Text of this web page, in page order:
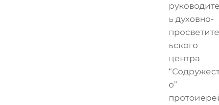
ь духовно-
ьского
центра
о”